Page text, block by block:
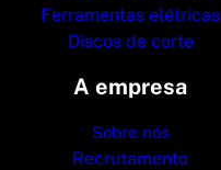
Ferramentas elétricas
Discos de corte
A empresa
Sobre nós
Recrutamento